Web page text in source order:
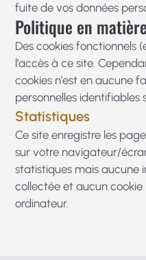
fuite de vos données
Politique en
Des cookies fonctionnels
l’accès à ce site.
cookies n’est en aucune
personnelles identifiables
Statistiques
Ce site enregistre les
sur votre navigateur/
statistiques mais aucune
collectée et aucun cookie
ordinateur.